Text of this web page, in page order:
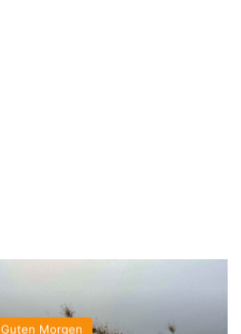
Guten Morgen